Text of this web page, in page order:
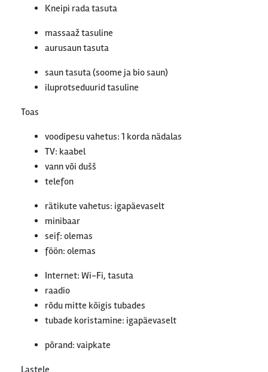
Kneipi rada tasuta
massaaž tasuline
aurusaun tasuta
saun tasuta (soome ja bio saun)
iluprotseduurid tasuline
Toas
voodipesu vahetus: 1 korda nädalas
TV: kaabel
vann või dušš
telefon
rätikute vahetus: igapäevaselt
minibaar
seif: olemas
föön: olemas
Internet: Wi-Fi, tasuta
raadio
rõdu mitte kõigis tubades
tubade koristamine: igapäevaselt
põrand: vaipkate
Lastele